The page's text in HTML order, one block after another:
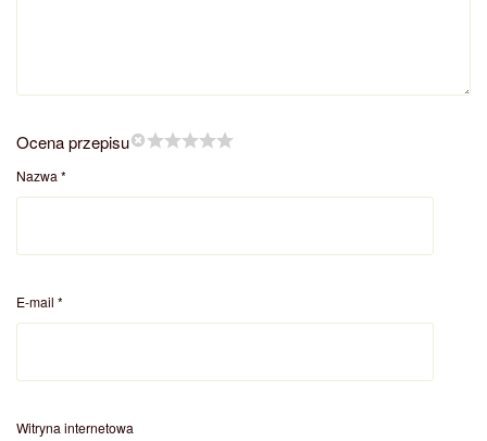
Ocena przepisu
Nazwa *
E-mail *
Witryna internetowa